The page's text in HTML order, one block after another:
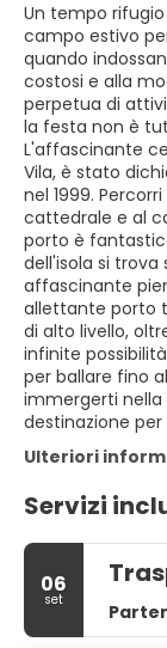
Un tempo
campo estivo
quando
costosi e alla
perpetua di
la festa non è
L'affascinante
Vila, è stato
nel 1999.
cattedrale e al
porto è
dell'isola si
affascinante
allettante porto
di alto livello,
infinite
per ballare fino
immergerti nella
destinazione
Ulteriori
Servizi
06
set